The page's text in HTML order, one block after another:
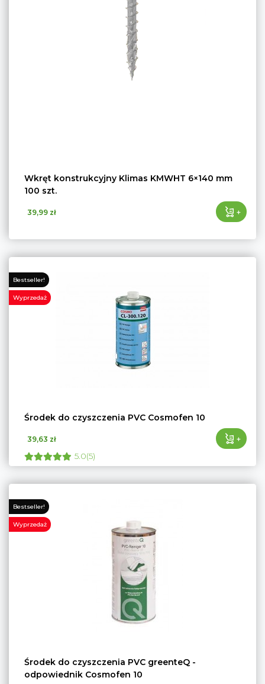
Wkręt konstrukcyjny Klimas KMWHT 6×140 mm
100 szt.
39,99 zł +
Bestseller!
Wyprzedaż
Środek do czyszczenia PVC Cosmofen 10
39,63 zł +
5.0(5)
Bestseller!
Wyprzedaż
Środek do czyszczenia PVC greenteQ -
odpowiednik Cosmofen 10